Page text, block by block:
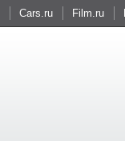
Cars.ru Film.ru